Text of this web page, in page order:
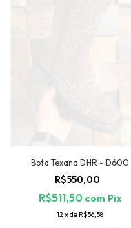
Bota Texana DHR - D600
R$550,00
R$511,50 com Pix
12xde R$56,58